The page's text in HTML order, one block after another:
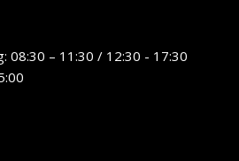
08:30 – 11:30 / 12:30 - 17:30